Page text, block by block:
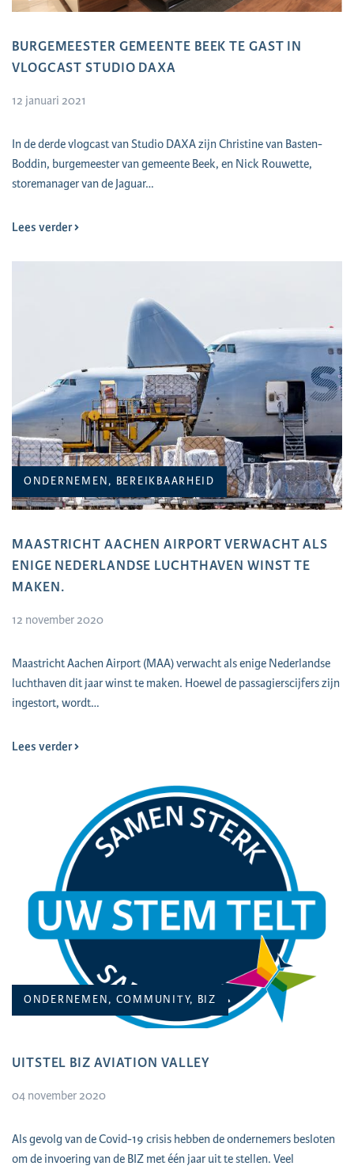
BURGEMEESTER GEMEENTE BEEK TE GAST IN
VLOGCAST STUDIO DAXA
12 januari 2021
​In de derde vlogcast van Studio DAXA zijn Christine van Basten-
Boddin, burgemeester van gemeente Beek, en Nick Rouwette,
storemanager van de Jaguar…
Lees verder
ONDERNEMEN, BEREIKBAARHEID
MAASTRICHT AACHEN AIRPORT VERWACHT ALS
ENIGE NEDERLANDSE LUCHTHAVEN WINST TE
MAKEN.
12 november 2020
Maastricht Aachen Airport (MAA) verwacht als enige Nederlandse
luchthaven dit jaar winst te maken. Hoewel de passagierscijfers zijn
ingestort, wordt…
Lees verder
ONDERNEMEN, COMMUNITY, BIZ
UITSTEL BIZ AVIATION VALLEY
04 november 2020
Als gevolg van de Covid-19 crisis hebben de ondernemers besloten
om de invoering van de BIZ met één jaar uit te stellen. Veel